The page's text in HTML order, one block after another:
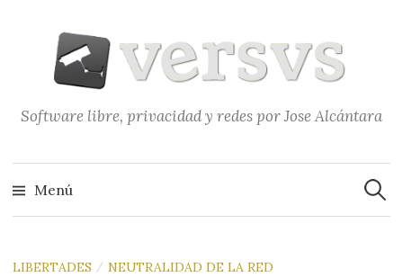
contenido
Software libre, privacidad y redes por Jose Alcántara
Menú
LIBERTADES / NEUTRALIDAD DE LA RED